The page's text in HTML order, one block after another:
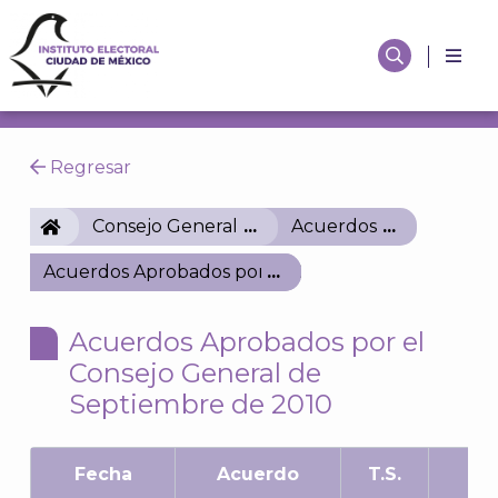
Regresar
IECMConsejo General Acuerdos
Acuerdos Aprobados por el Consejo General de
Acuerdos Aprobados por el
Consejo General de
Septiembre de 2010
Fecha Acuerdo T.S.